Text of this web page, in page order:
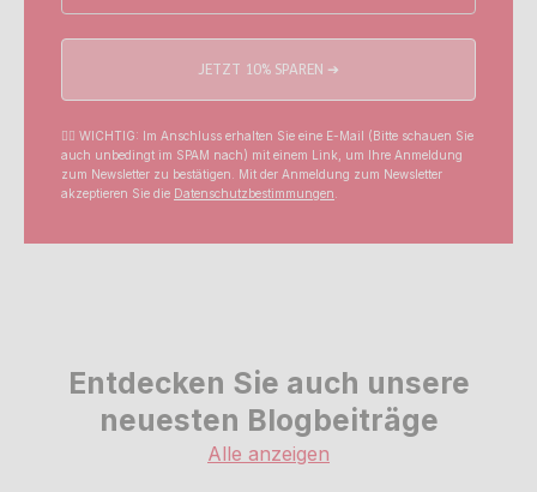
JETZT 10% SPAREN ➔
☝🏼 WICHTIG: Im Anschluss erhalten Sie eine E-Mail (Bitte schauen Sie
auch unbedingt im SPAM nach) mit einem Link, um Ihre Anmeldung
zum Newsletter zu bestätigen. Mit der Anmeldung zum Newsletter
akzeptieren Sie die Datenschutzbestimmungen
Entdecken Sie auch unsere
neuesten Blogbeiträge
Alle anzeigen